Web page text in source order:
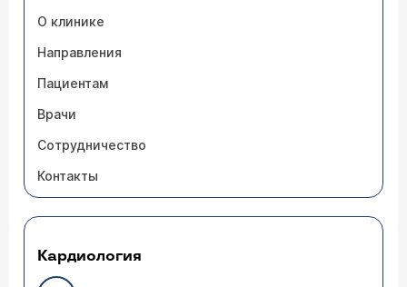
О клинике
Направления
Пациентам
Врачи
Сотрудничество
Контакты
Кардиология